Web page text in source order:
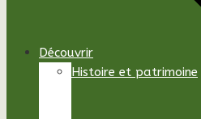
Découvrir
Histoire et patrimoine